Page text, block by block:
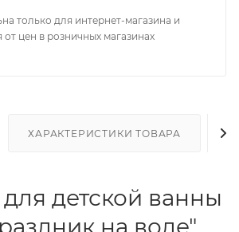
только для интернет-магазина и
от цен в розничных магазинах
ХАРАКТЕРИСТИКИ ТОВАРА
детской ванны
на воде"